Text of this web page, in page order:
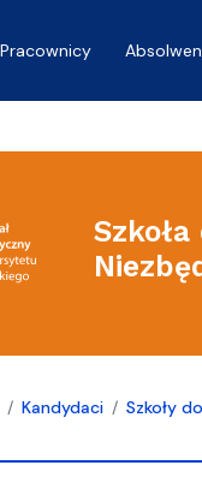
Pracownicy
Kandydaci Szkoły